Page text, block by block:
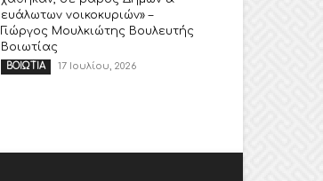
ευάλωτων νοικοκυριών» –
Γιώργος Μουλκιώτης Βουλευτής
Βοιωτίας
ΒΟΙΩΤΙΑ 17 Ιουλίου, 2026